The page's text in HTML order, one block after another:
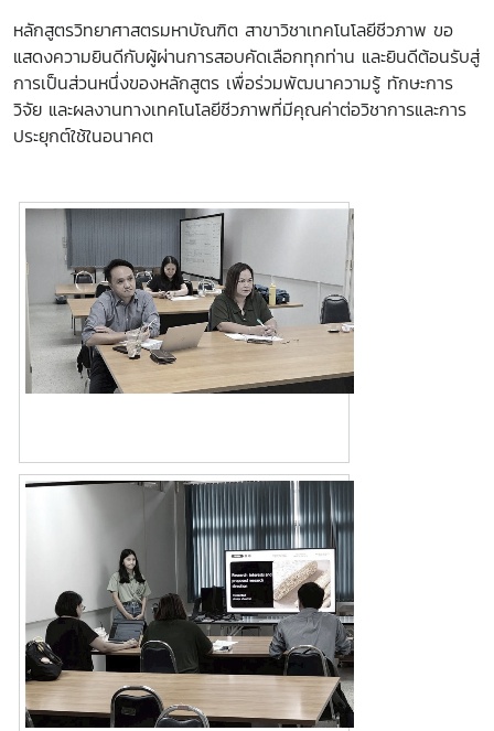
หลักสูตรวิทยาศาสตรมหาบัณฑิต สาขาวิชาเทคโนโลยีชีวภาพ ขอ
แสดงความยินดีกับผู้ผ่านการสอบคัดเลือกทุกท่าน และยินดีต้อนรับสู่
การเป็นส่วนหนึ่งของหลักสูตร เพื่อร่วมพัฒนาความรู้ ทักษะการ
วิจัย และผลงานทางเทคโนโลยีชีวภาพที่มีคุณค่าต่อวิชาการและการ
ประยุกต์ใช้ในอนาคต